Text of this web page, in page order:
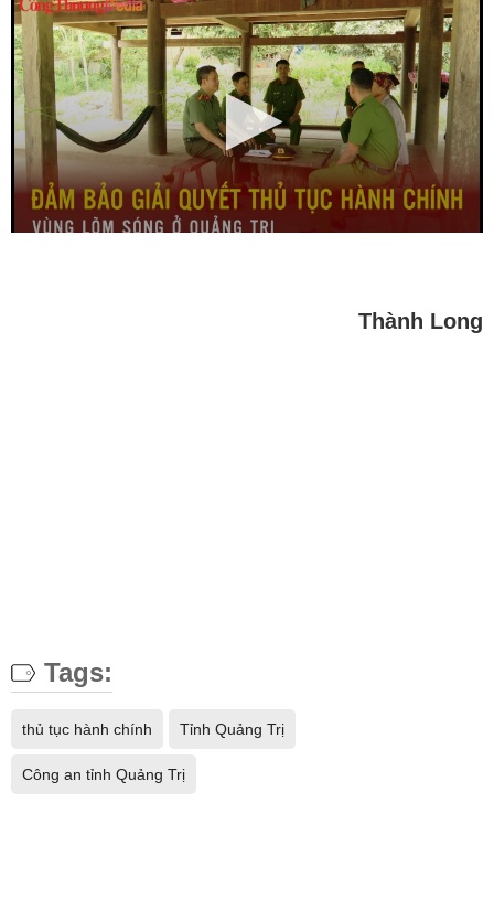
Thành Long
Tags:
thủ tục hành chính Tỉnh Quảng Trị
Công an tỉnh Quảng Trị